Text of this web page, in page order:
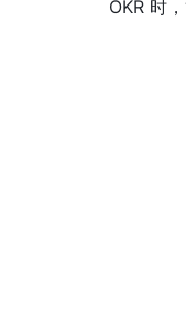
OKR 时